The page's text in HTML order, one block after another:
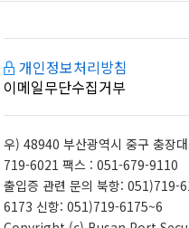
개인정보처리방침
이메일무단수집거부
우) 48940 부산광역시 중구 충장
719-6021 팩스 : 051-679-9110
출입증 관련 문의 북항:
6173 신항: 051)719-6175~6